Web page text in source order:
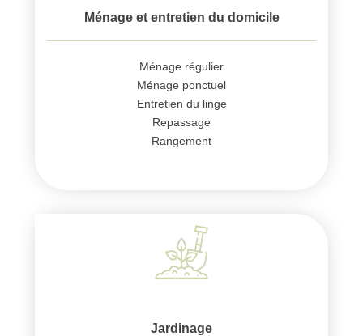
Ménage et entretien du domicile
Ménage régulier
Ménage ponctuel
Entretien du linge
Repassage
Rangement
Jardinage